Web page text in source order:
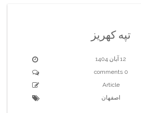
تپه کهریز
12 آبان 1404
0 comments
Article
اصفهان